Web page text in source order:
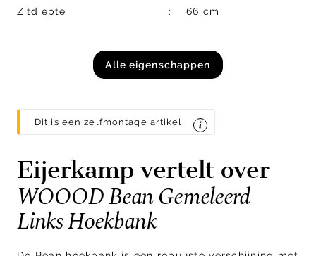
Zitdiepte
66 cm
Alle eigenschappen
Dit is een zelfmontage artikel
Eijerkamp vertelt over
WOOOD Bean Gemeleerd
Links Hoekbank